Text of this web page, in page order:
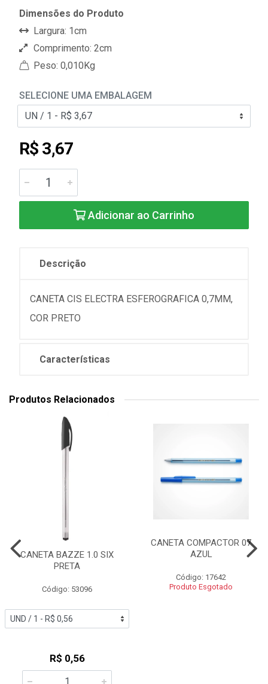
Dimensões do Produto
Largura: 1cm
Comprimento: 2cm
Peso: 0,010Kg
SELECIONE UMA EMBALAGEM
R$ 3,67
Adicionar ao Carrinho
Descrição
CANETA CIS ELECTRA ESFEROGRAFICA 0,7MM,
COR PRETO
Características
Produtos Relacionados
CANETA BAZZE 1.0 SIX
PRETA
Código: 53096
R$ 0,56
CANETA COMPACTOR 07
AZUL
Código: 17642
Produto Esgotado